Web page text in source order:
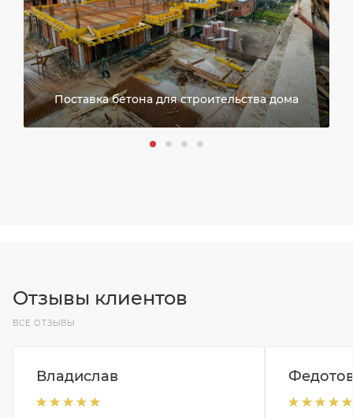
Поставка бетона для строительства дома
Отзывы клиентов
ВСЕ ОТЗЫВЫ
Владислав